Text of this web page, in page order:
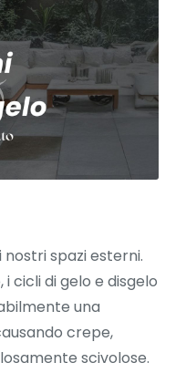
spazi esterni.
cicli di gelo e disgelo
una
crepe,
scivolose.